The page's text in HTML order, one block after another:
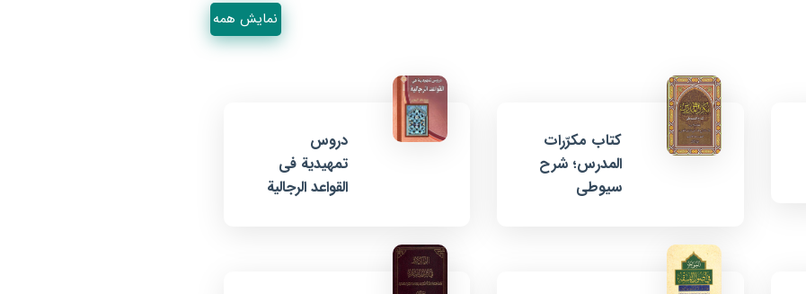
نمایش همه
کتاب مکرّرات
المدرس؛ شرح
سیوطی
دروس
تمهیدیة فی
القواعد الرجالیة